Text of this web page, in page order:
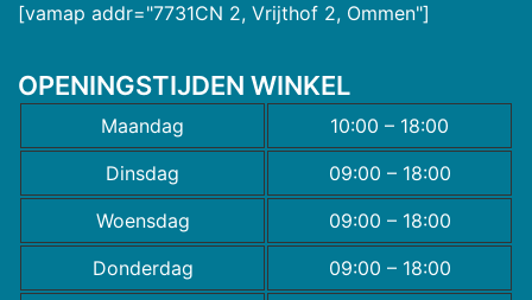
[vamap addr="7731CN 2, Vrijthof 2, Ommen"]
OPENINGSTIJDEN WINKEL
Maandag
10:00 – 18:00
Dinsdag
09:00 – 18:00
Woensdag
09:00 – 18:00
Donderdag
09:00 – 18:00